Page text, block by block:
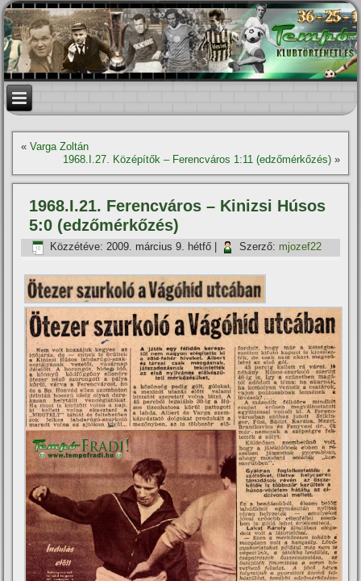
«Varga Zoltán
1968.I.27. Középí­tők – Ferencváros 1:11 (edzőmérkőzés)»
1968.I.21. Ferencváros – Kinizsi Húsos
5:0 (edzőmérkőzés)
Közzétéve: 2009. március 9. hétfő Szerző: mjozef22